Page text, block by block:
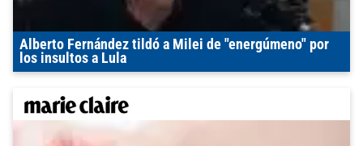
Alberto Fernández tildó a Milei de "energúmeno" por
los insultos a Lula